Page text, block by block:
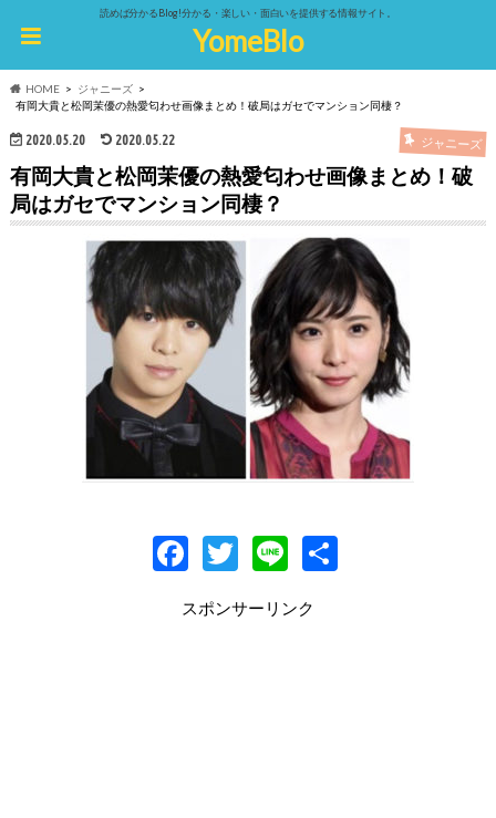
読めば分かるBlog!分かる・楽しい・面白いを提供する情報サイト。
YomeBlo
HOME
ジャニーズ
有岡大貴と松岡茉優の熱愛匂わせ画像まとめ！破局はガセでマンション同棲？
2020.05.20 2020.05.22 ジャニーズ
有岡大貴と松岡茉優の熱愛匂わせ画像まとめ！破
局はガセでマンション同棲？
F
e
T
itt
Li
e
共
スポンサーリンク